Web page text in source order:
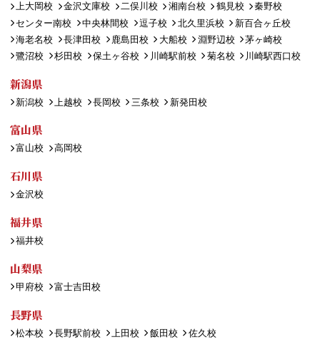
上大岡校
金沢文庫校 二俣川校 湘南台校 鶴見校
秦野校
センター南校
中央林間校 逗子校 北久里浜校
新百合ヶ丘校
海老名校
長津田校 鹿島田校 大船校 淵野辺校
茅ヶ崎校
鷺沼校
杉田校 保土ヶ谷校 川崎駅前校 菊名校 川崎駅西口校
新潟県
新潟校 上越校 長岡校 三条校 新発田校
富山県
富山校 高岡校
石川県
金沢校
福井県
福井校
山梨県
甲府校 富士吉田校
長野県
松本校 長野駅前校 上田校 飯田校 佐久校